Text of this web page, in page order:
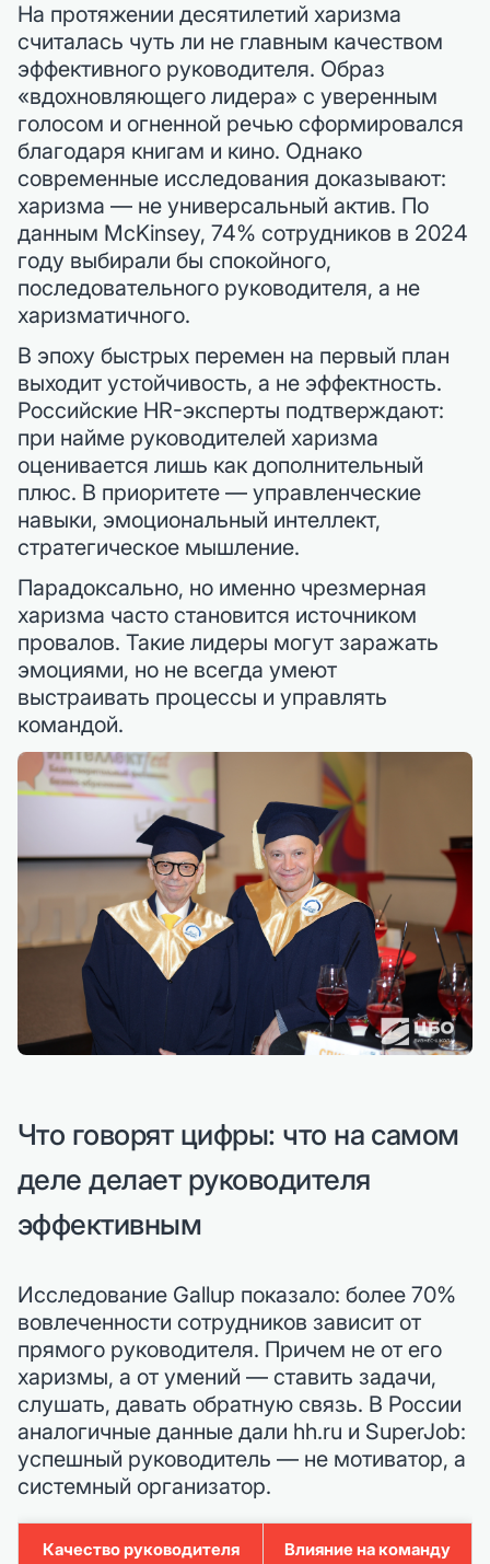
На протяжении десятилетий харизма
считалась чуть ли не главным качеством
эффективного руководителя. Образ
«вдохновляющего лидера» с уверенным
голосом и огненной речью сформировался
благодаря книгам и кино. Однако
современные исследования доказывают:
харизма — не универсальный актив. По
данным McKinsey, 74% сотрудников в 2024
году выбирали бы спокойного,
последовательного руководителя, а не
харизматичного.
В эпоху быстрых перемен на первый план
выходит устойчивость, а не эффектность.
Российские HR-эксперты подтверждают:
при найме руководителей харизма
оценивается лишь как дополнительный
плюс. В приоритете — управленческие
навыки, эмоциональный интеллект,
стратегическое мышление.
Парадоксально, но именно чрезмерная
харизма часто становится источником
провалов. Такие лидеры могут заражать
эмоциями, но не всегда умеют
выстраивать процессы и управлять
командой.
Что говорят цифры: что на самом
деле делает руководителя
эффективным
Исследование Gallup показало: более 70%
вовлеченности сотрудников зависит от
прямого руководителя. Причем не от его
харизмы, а от умений — ставить задачи,
слушать, давать обратную связь. В России
аналогичные данные дали hh.ru и SuperJob:
успешный руководитель — не мотиватор, а
системный организатор.
Качество руководителя Влияние на команду